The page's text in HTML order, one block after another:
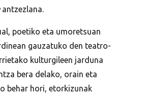
antzezlana.
poetiko eta umoretsuan
gauzatuko den teatro-
kulturgileen jarduna
bera delako, orain eta
behar hori, etorkizunak